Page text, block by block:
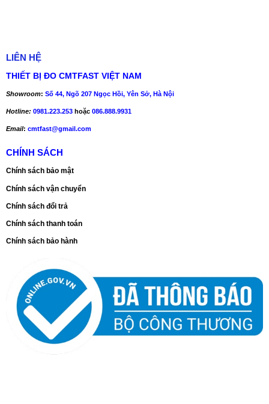
LIÊN HỆ
THIẾT BỊ ĐO CMTFAST VIỆT NAM
Showroom: Số 44, Ngõ 207 Ngọc Hồi, Yên Sở, Hà Nội
Hotline: 0981.223.253 hoặc086.888.9931
Email: cmtfast@gmail.com
CHÍNH SÁCH
Chính sách bảo mật
Chính sách vận chuyển
Chính sách đổi trả
Chính sách thanh toán
Chính sách bảo hành